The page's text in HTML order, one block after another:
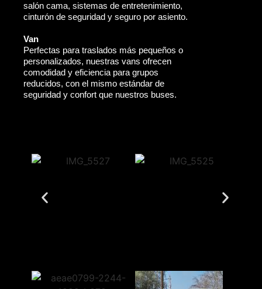
salón cama, sistemas de entretenimiento,
cinturón de seguridad y seguro por asiento.
Van
Perfectas para traslados más pequeños o
personalizados, nuestras vans ofrecen
comodidad y eficiencia para grupos
reducidos, con el mismo estándar de
seguridad y confort que nuestros buses.